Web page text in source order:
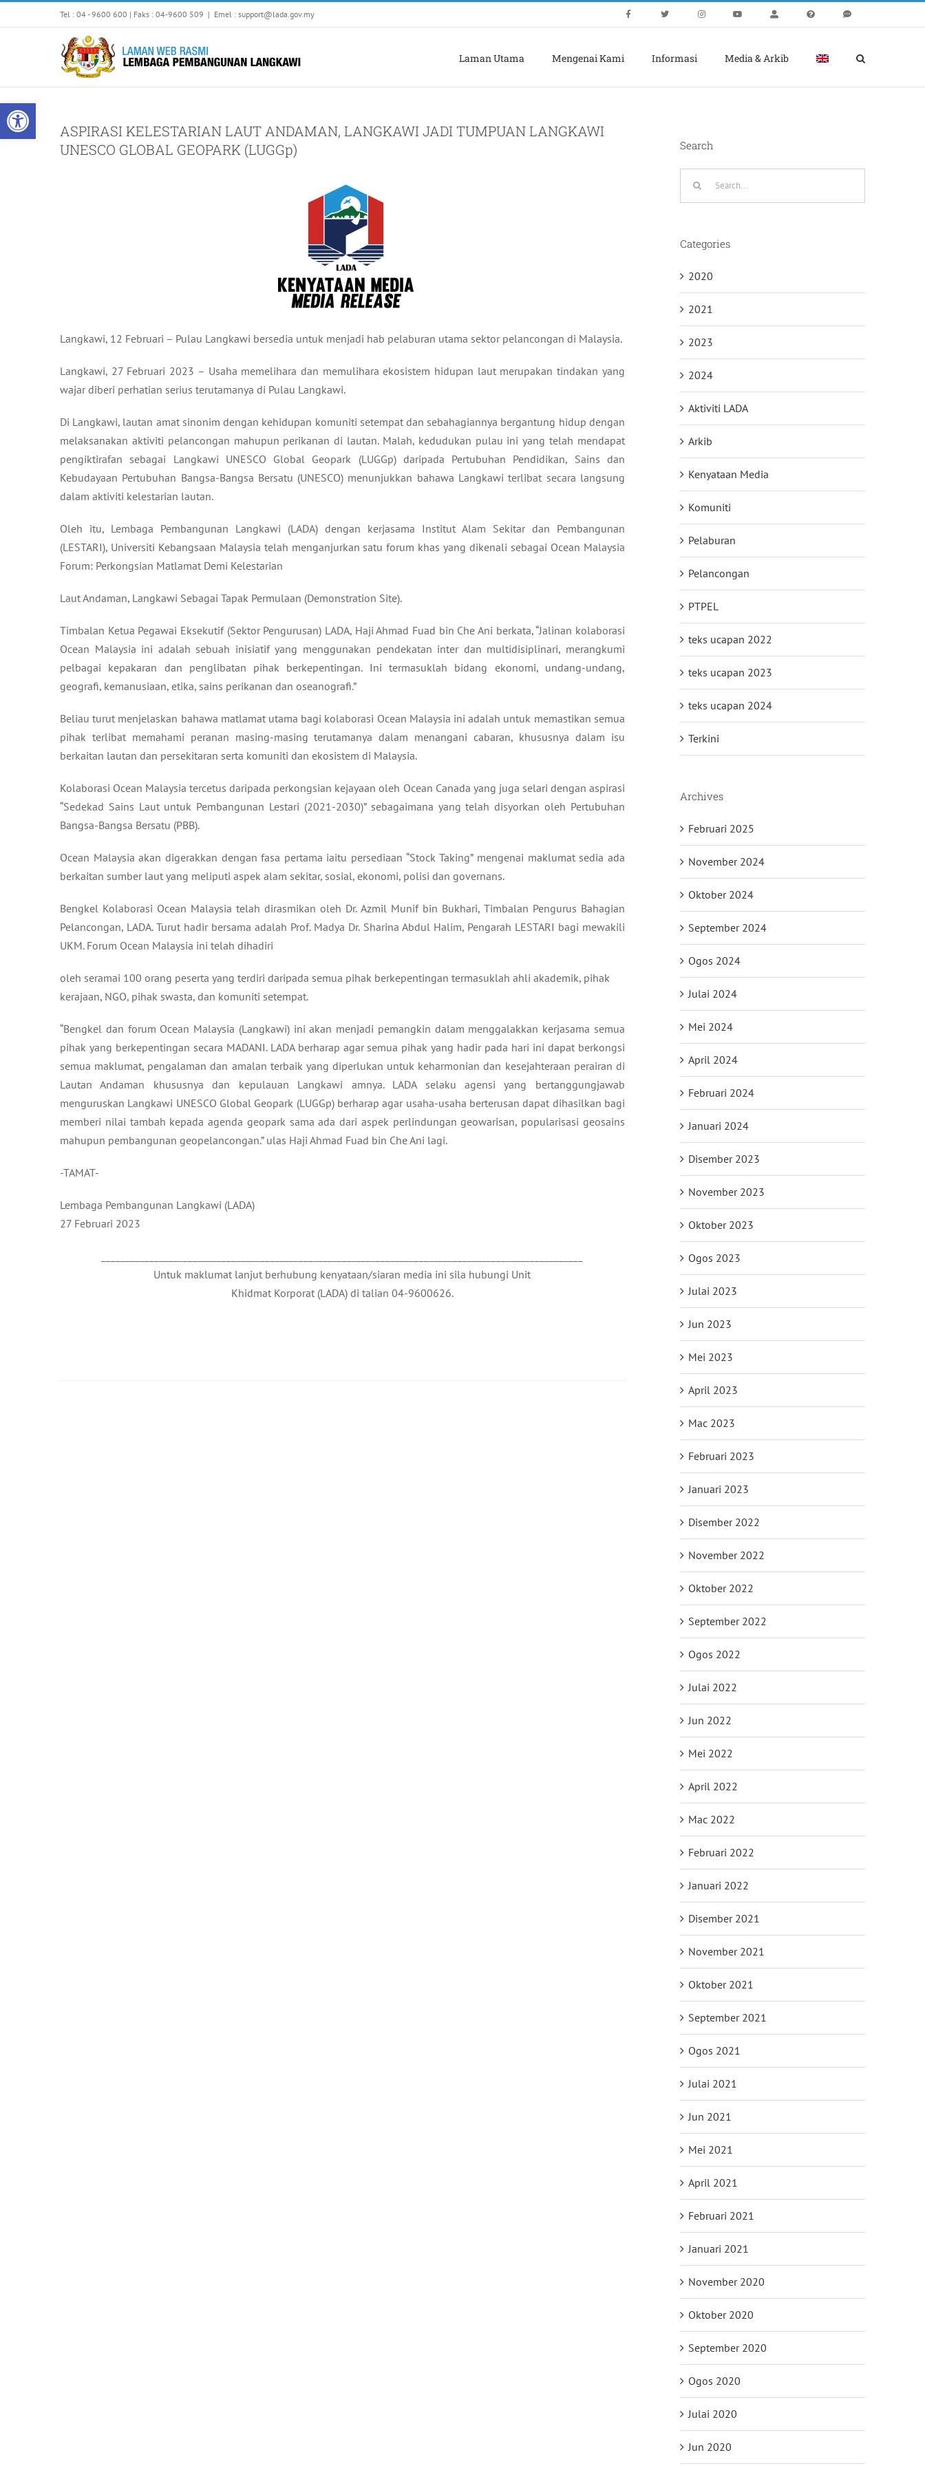
Open toolbar
to
Tel : 04 - 9600 600 | Faks : 04-9600 509 | Emel : support@lada.gov.my
Laman Utama Mengenai Kami Informasi Media & Arkib
ASPIRASI KELESTARIAN LAUT ANDAMAN, LANGKAWI JADI TUMPUAN LANGKAWI
UNESCO GLOBAL GEOPARK (LUGGp)
Langkawi, 12 Februari – Pulau Langkawi bersedia untuk menjadi hab pelaburan utama sektor pelancongan di Malaysia.
Langkawi, 27 Februari 2023 – Usaha memelihara dan memulihara ekosistem hidupan laut merupakan tindakan yang
wajar diberi perhatian serius terutamanya di Pulau Langkawi.
Di Langkawi, lautan amat sinonim dengan kehidupan komuniti setempat dan sebahagiannya bergantung hidup dengan
melaksanakan aktiviti pelancongan mahupun perikanan di lautan. Malah, kedudukan pulau ini yang telah mendapat
pengiktirafan sebagai Langkawi UNESCO Global Geopark (LUGGp) daripada Pertubuhan Pendidikan, Sains dan
Kebudayaan Pertubuhan Bangsa-Bangsa Bersatu (UNESCO) menunjukkan bahawa Langkawi terlibat secara langsung
dalam aktiviti kelestarian lautan.
Oleh itu, Lembaga Pembangunan Langkawi (LADA) dengan kerjasama Institut Alam Sekitar dan Pembangunan
(LESTARI), Universiti Kebangsaan Malaysia telah menganjurkan satu forum khas yang dikenali sebagai Ocean Malaysia
Forum: Perkongsian Matlamat Demi Kelestarian
Laut Andaman, Langkawi Sebagai Tapak Permulaan (Demonstration Site).
Timbalan Ketua Pegawai Eksekutif (Sektor Pengurusan) LADA, Haji Ahmad Fuad bin Che Ani berkata, “Jalinan kolaborasi
Ocean Malaysia ini adalah sebuah inisiatif yang menggunakan pendekatan inter dan multidisiplinari, merangkumi
pelbagai kepakaran dan penglibatan pihak berkepentingan. Ini termasuklah bidang ekonomi, undang-undang,
geografi, kemanusiaan, etika, sains perikanan dan oseanografi.”
Beliau turut menjelaskan bahawa matlamat utama bagi kolaborasi Ocean Malaysia ini adalah untuk memastikan semua
pihak terlibat memahami peranan masing-masing terutamanya dalam menangani cabaran, khususnya dalam isu
berkaitan lautan dan persekitaran serta komuniti dan ekosistem di Malaysia.
Kolaborasi Ocean Malaysia tercetus daripada perkongsian kejayaan oleh Ocean Canada yang juga selari dengan aspirasi
“Sedekad Sains Laut untuk Pembangunan Lestari (2021-2030)” sebagaimana yang telah disyorkan oleh Pertubuhan
Bangsa-Bangsa Bersatu (PBB).
Ocean Malaysia akan digerakkan dengan fasa pertama iaitu persediaan “Stock Taking” mengenai maklumat sedia ada
berkaitan sumber laut yang meliputi aspek alam sekitar, sosial, ekonomi, polisi dan governans.
Bengkel Kolaborasi Ocean Malaysia telah dirasmikan oleh Dr. Azmil Munif bin Bukhari, Timbalan Pengurus Bahagian
Pelancongan, LADA. Turut hadir bersama adalah Prof. Madya Dr. Sharina Abdul Halim, Pengarah LESTARI bagi mewakili
UKM. Forum Ocean Malaysia ini telah dihadiri
oleh seramai 100 orang peserta yang terdiri daripada semua pihak berkepentingan termasuklah ahli akademik, pihak
kerajaan, NGO, pihak swasta, dan komuniti setempat.
“Bengkel dan forum Ocean Malaysia (Langkawi) ini akan menjadi pemangkin dalam menggalakkan kerjasama semua
pihak yang berkepentingan secara MADANI. LADA berharap agar semua pihak yang hadir pada hari ini dapat berkongsi
semua maklumat, pengalaman dan amalan terbaik yang diperlukan untuk keharmonian dan kesejahteraan perairan di
Lautan Andaman khususnya dan kepulauan Langkawi amnya. LADA selaku agensi yang bertanggungjawab
menguruskan Langkawi UNESCO Global Geopark (LUGGp) berharap agar usaha-usaha berterusan dapat dihasilkan bagi
memberi nilai tambah kepada agenda geopark sama ada dari aspek perlindungan geowarisan, popularisasi geosains
mahupun pembangunan geopelancongan.” ulas Haji Ahmad Fuad bin Che Ani lagi.
-TAMAT-
Lembaga Pembangunan Langkawi (LADA)
27 Februari 2023
Untuk maklumat lanjut berhubung kenyataan/siaran media ini sila hubungi Unit
Khidmat Korporat (LADA) di talian 04-9600626.
Search
Categories
2020
2021
2023
2024
Aktiviti LADA
Arkib
Kenyataan Media
Komuniti
Pelaburan
Pelancongan
PTPEL
teks ucapan 2022
teks ucapan 2023
teks ucapan 2024
Terkini
Archives
Februari 2025
November 2024
Oktober 2024
September 2024
Ogos 2024
Julai 2024
Mei 2024
April 2024
Februari 2024
Januari 2024
Disember 2023
November 2023
Oktober 2023
Ogos 2023
Julai 2023
Jun 2023
Mei 2023
April 2023
Mac 2023
Februari 2023
Januari 2023
Disember 2022
November 2022
Oktober 2022
September 2022
Ogos 2022
Julai 2022
Jun 2022
Mei 2022
April 2022
Mac 2022
Februari 2022
Januari 2022
Disember 2021
November 2021
Oktober 2021
September 2021
Ogos 2021
Julai 2021
Jun 2021
Mei 2021
April 2021
Februari 2021
Januari 2021
November 2020
Oktober 2020
September 2020
Ogos 2020
Julai 2020
Jun 2020